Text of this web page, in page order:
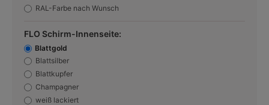
RAL-Farbe nach Wunsch
FLO Schirm-Innenseite:
Blattgold
Blattsilber
Blattkupfer
Champagner
weiß lackiert